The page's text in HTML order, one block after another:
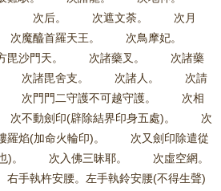
。 次后。 次遮文荼。 次月
魔醯首羅天王。 次鳥摩妃。
毘沙門天。 次諸藥叉。 次諸藥
次諸毘舍支。 次諸人。 次請
門門二守護不可越守護。 次相
動劍印(辟除結界印身五處)。 次
焰(加命火輪印)。 次又劍印除遣從
也)。 次入佛三昧耶。 次虛空網。
執杵安腰。左手執鈴安腰(不得生聲)